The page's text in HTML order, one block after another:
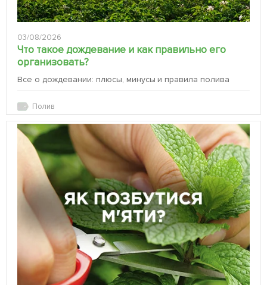
03/08/2026
Что такое дождевание и как правильно его
организовать?
Все о дождевании: плюсы, минусы и правила полива
Полив